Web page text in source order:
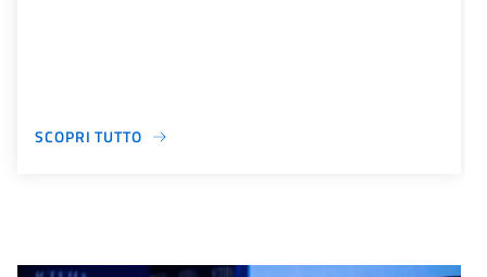
SCOPRI TUTTO